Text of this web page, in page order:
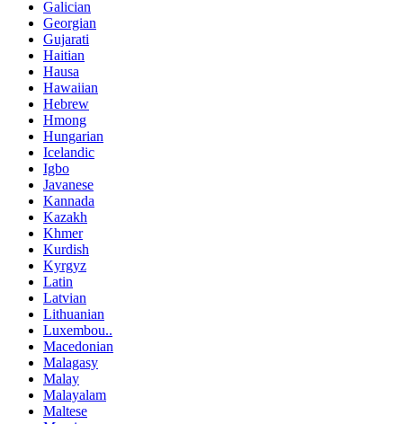
Galician
Georgian
Gujarati
Haitian
Hausa
Hawaiian
Hebrew
Hmong
Hungarian
Icelandic
Igbo
Javanese
Kannada
Kazakh
Khmer
Kurdish
Kyrgyz
Latin
Latvian
Lithuanian
Luxembou..
Macedonian
Malagasy
Malay
Malayalam
Maltese